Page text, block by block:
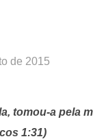
de 2015
tomou-a pela
1:31)